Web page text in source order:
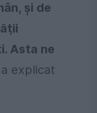
şi de
Asta ne
a explicat